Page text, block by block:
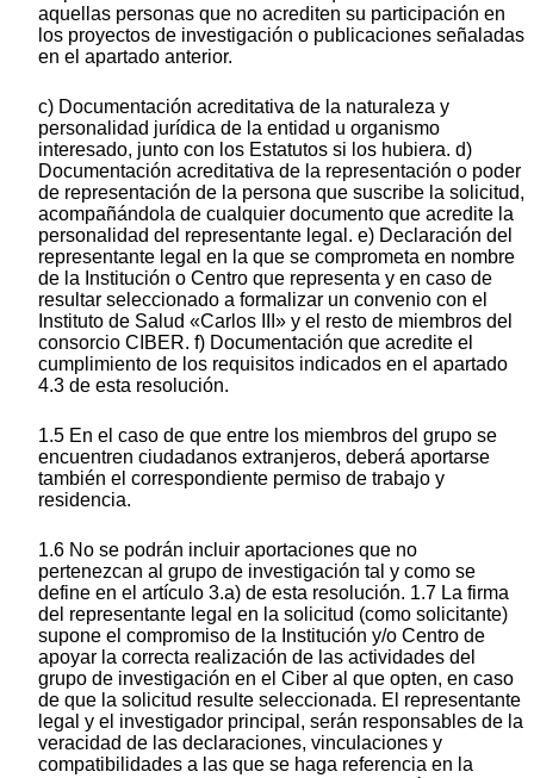
aquellas personas que no acrediten su participación en
los proyectos de investigación o publicaciones señaladas
en el apartado anterior.
c) Documentación acreditativa de la naturaleza y
personalidad jurídica de la entidad u organismo
interesado, junto con los Estatutos si los hubiera. d)
Documentación acreditativa de la representación o poder
de representación de la persona que suscribe la solicitud,
acompañándola de cualquier documento que acredite la
personalidad del representante legal. e) Declaración del
representante legal en la que se comprometa en nombre
de la Institución o Centro que representa y en caso de
resultar seleccionado a formalizar un convenio con el
Instituto de Salud «Carlos III» y el resto de miembros del
consorcio CIBER. f) Documentación que acredite el
cumplimiento de los requisitos indicados en el apartado
4.3 de esta resolución.
1.5 En el caso de que entre los miembros del grupo se
encuentren ciudadanos extranjeros, deberá aportarse
también el correspondiente permiso de trabajo y
residencia.
1.6 No se podrán incluir aportaciones que no
pertenezcan al grupo de investigación tal y como se
define en el artículo 3.a) de esta resolución. 1.7 La firma
del representante legal en la solicitud (como solicitante)
supone el compromiso de la Institución y/o Centro de
apoyar la correcta realización de las actividades del
grupo de investigación en el Ciber al que opten, en caso
de que la solicitud resulte seleccionada. El representante
legal y el investigador principal, serán responsables de la
veracidad de las declaraciones, vinculaciones y
compatibilidades a las que se haga referencia en la